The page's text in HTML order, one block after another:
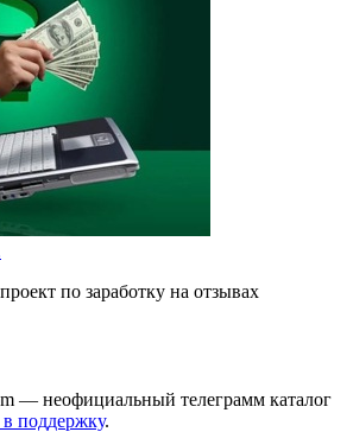
по заработку на отзывах
— неофициальный телеграмм каталог
поддержку.